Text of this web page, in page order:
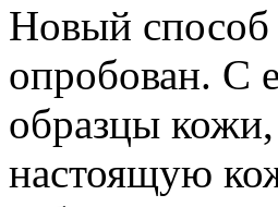
Новый способ
опробован. С
образцы
настоящую